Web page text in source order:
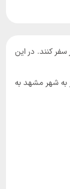
کنند. در این
به شهر مشهد به